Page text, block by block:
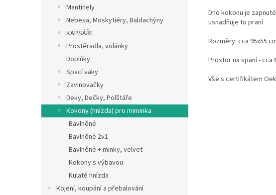
Mantinely
Nebesa, Moskytiéry, Baldachýny
KAPSÁŘE
Prostěradla, volánky
Doplňky
Spací vaky
Zavinovačky
Deky, Dečky, Polštáře
Kokony (hnízda) pro miminka
Bavlněné
Bavlněné 2v1
Bavlněné + minky, velvet
Kokony s výbavou
Kulaté hnízda
Kojení, koupání a přebalování
Dno kokonu je
usnadňuje to praní
Rozměry: cca 95x55
Prostor na spaní - cca
Vše s certifikátem